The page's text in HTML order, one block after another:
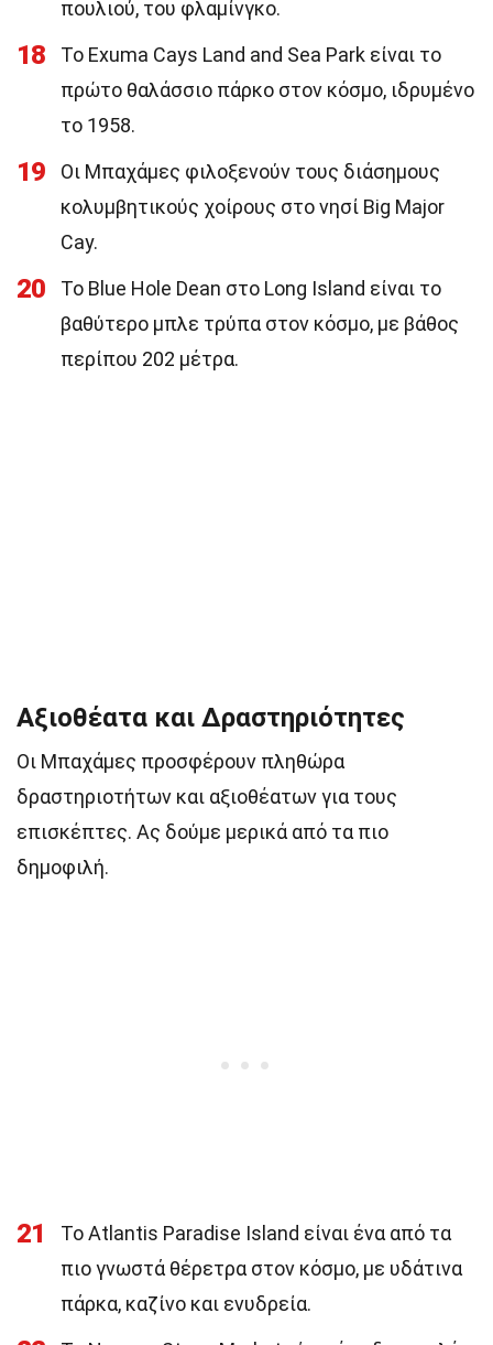
πουλιού, του φλαμίνγκο.
18
Το Exuma Cays Land and Sea Park είναι το
πρώτο θαλάσσιο πάρκο στον κόσμο, ιδρυμένο
το 1958.
19
Οι Μπαχάμες φιλοξενούν τους διάσημους
κολυμβητικούς χοίρους στο νησί Big Major
Cay.
20
Το Blue Hole Dean στο Long Island είναι το
βαθύτερο μπλε τρύπα στον κόσμο, με βάθος
περίπου 202 μέτρα.
Αξιοθέατα και Δραστηριότητες
Οι Μπαχάμες προσφέρουν πληθώρα
δραστηριοτήτων και αξιοθέατων για τους
επισκέπτες. Ας δούμε μερικά από τα πιο
δημοφιλή.
21
Το Atlantis Paradise Island είναι ένα από τα
πιο γνωστά θέρετρα στον κόσμο, με υδάτινα
πάρκα, καζίνο και ενυδρεία.